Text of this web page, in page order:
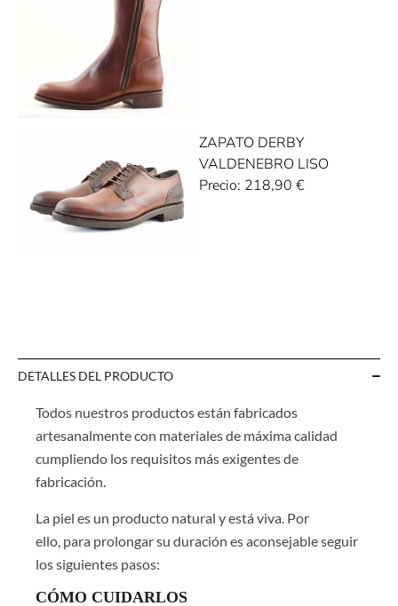
ZAPATO DERBY
VALDENEBRO LISO
Precio: 218,90 €
DETALLES DEL PRODUCTO
Todos nuestros productos están fabricados
artesanalmente con materiales de máxima calidad
cumpliendo los requisitos más exigentes de
fabricación.
La piel es un producto natural y está viva. Por
ello, para prolongar su duración es aconsejable seguir
los siguientes pasos:
CÓMO CUIDARLOS